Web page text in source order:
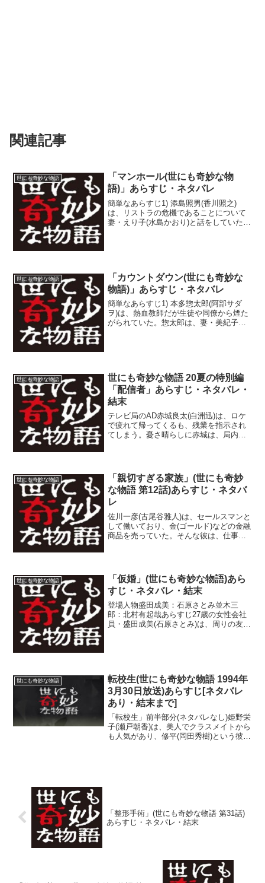
関連記事
世にも奇妙な物語
「マンホール(世にも奇妙な物
語)」あらすじ・ネタバレ
簡単なあらすじ1) 添島照男(香川照之)
は、リストラの危機であることについて
妻・えり子(水島かおり)と話をしていた。
世にも奇妙な物語
「カウントダウン(世にも奇妙な
物語)」あらすじ・ネタバレ
簡単なあらすじ1) 本多惣太郎(阿部サダ
ヲ)は、熱血教師だが生徒や同僚から煙た
がられていた。惣太郎は、妻・美紀子
世にも奇妙な物語
世にも奇妙な物語 20夏の特別編
「配信者」あらすじ・ネタバレ・
結末
テレビ局のAD赤城良太(白洲迅)は、ロケ
で疲れて帰ってくるも、残業を指示され
てしまう。憂さ晴らしに赤城は、局内に
ズるネタ、教えてあ...
世にも奇妙な物語
「親切すぎる家族」(世にも奇妙
な物語 第12話)あらすじ・ネタバ
レ
佐川一彦(古尾谷雅人)は、セールスマンと
して働いており、金(ゴールド)などの金融
商品を売っていた。そんな彼は、仕事ば
た。佐川は、夏の盛...
世にも奇妙な物語
「仮婚」(世にも奇妙な物語)あら
すじ・ネタバレ・結末
登場人物盛田成美：石原さとみ並木三
郎：北村有起哉あらすじ27歳の女性会社
員・盛田成美(石原さとみ)は、周りの友人
世にも奇妙な物語
転校生(世にも奇妙な物語 1994年
3月30日放送)あらすじ[ネタバレ
あり・結末まで]
「転校生」前半部分(ネタバレなし)姫野栄
子(瀬戸朝香)は、美人でクラスメイトから
も人気があり、修平(岡田秀樹)という彼氏
「整形手術」(世にも奇妙な物語 第31話)
あらすじ・ネタバレ・結末